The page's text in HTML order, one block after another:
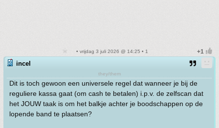
• vrijdag 3 juli 2026 @ 14:25 • 1
incel
they/them
Dit is toch gewoon een universele regel dat wanneer je bij de
reguliere kassa gaat (om cash te betalen) i.p.v. de zelfscan dat
het JOUW taak is om het balkje achter je boodschappen op de
lopende band te plaatsen?